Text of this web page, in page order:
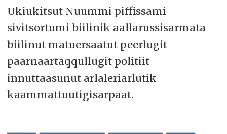
Ukiukitsut Nuummi piffissami
sivitsortumi biilinik aallarussisarmata
biilinut matuersaatut peerlugit
paarnaartaqqullugit politiit
innuttaasunut arlaleriarlutik
kaammattuutigisarpaat.